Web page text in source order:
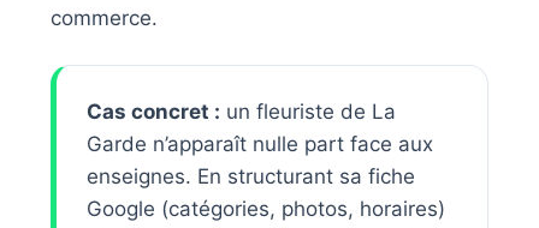
commerce.
Cas concret : un fleuriste de La
Garde n’apparaît nulle part face aux
enseignes. En structurant sa fiche
Google (catégories, photos, horaires)